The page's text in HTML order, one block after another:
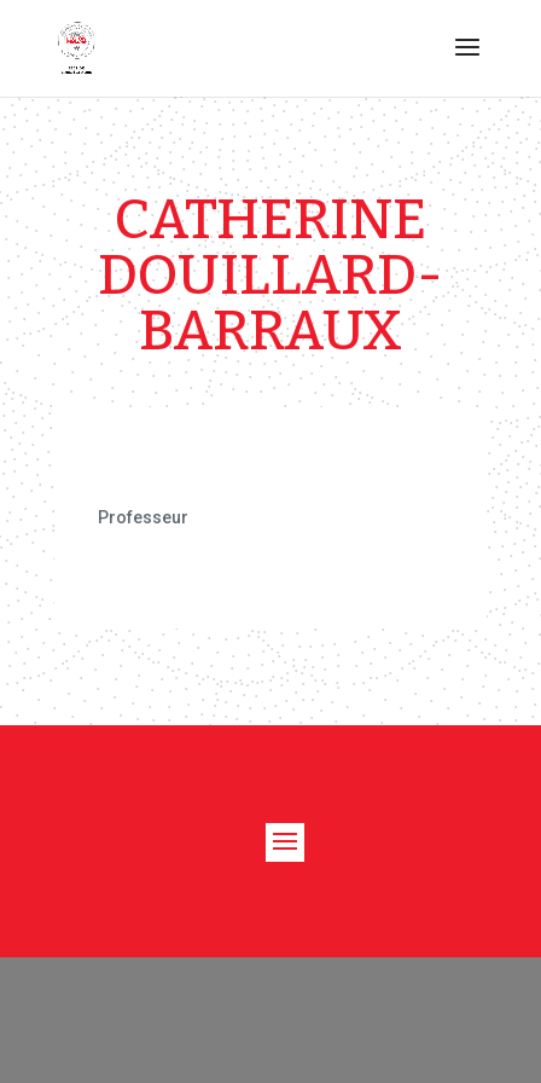
CATHERINE
DOUILLARD-
BARRAUX
Professeur